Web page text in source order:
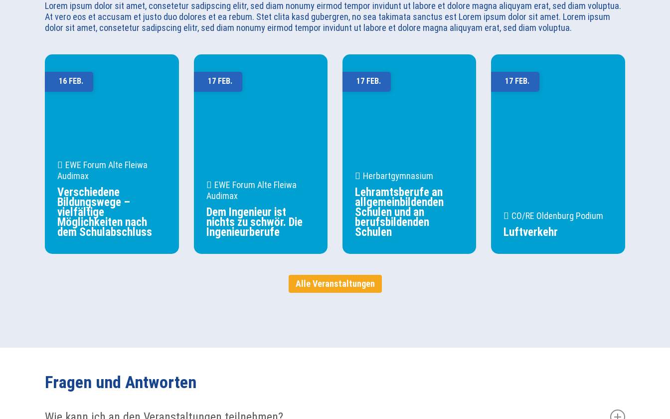
Lorem ipsum dolor sit amet, consetetur sadipscing elitr, sed diam nonumy eirmod tempor invidunt ut labore et dolore magna aliquyam erat, sed diam voluptua.
At vero eos et accusam et justo duo dolores et ea rebum. Stet clita kasd gubergren, no sea takimata sanctus est Lorem ipsum dolor sit amet. Lorem ipsum
dolor sit amet, consetetur sadipscing elitr, sed diam nonumy eirmod tempor invidunt ut labore et dolore magna aliquyam erat, sed diam voluptua.
16 FEB.
EWE Forum Alte Fleiwa
Audimax
Verschiedene
Bildungswege –
vielfältige
Möglichkeiten nach
dem Schulabschluss
17 FEB.
EWE Forum Alte Fleiwa
Audimax
Dem Ingenieur ist
nichts zu schwör. Die
Ingenieurberufe
17 FEB.
Herbartgymnasium
Lehramtsberufe an
allgemeinbildenden
Schulen und an
berufsbildenden
Schulen
17 FEB.
CO/RE Oldenburg Podium
Luftverkehr
Alle Veranstaltungen
Fragen und Antworten